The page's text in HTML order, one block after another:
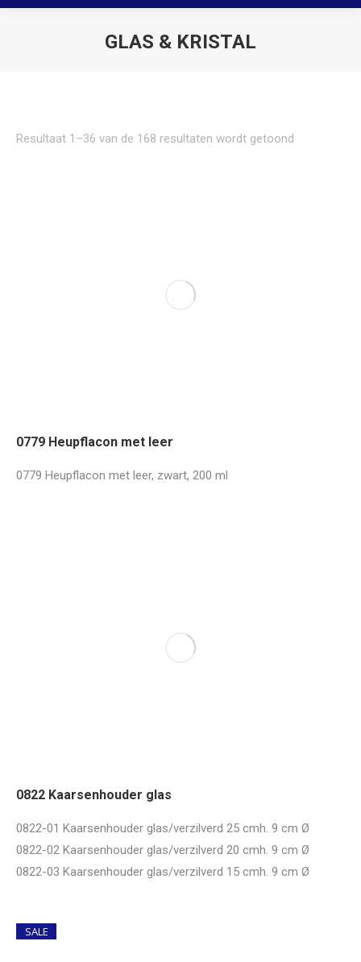
GLAS & KRISTAL
Resultaat 1–36 van de 168 resultaten wordt getoond
0779 Heupflacon met leer
0779 Heupflacon met leer, zwart, 200 ml
0822 Kaarsenhouder glas
0822-01 Kaarsenhouder glas/verzilverd 25 cmh. 9 cm Ø
0822-02 Kaarsenhouder glas/verzilverd 20 cmh. 9 cm Ø
0822-03 Kaarsenhouder glas/verzilverd 15 cmh. 9 cm Ø
SALE